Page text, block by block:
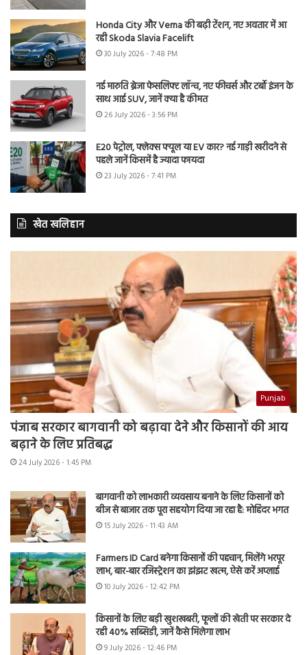
Honda City और Verna की बढ़ी टेंशन, नए अवतार में आ
रही Skoda Slavia Facelift
30 July 2026 - 7:48 PM
नई मारुति ब्रेजा फेसलिफ्ट लॉन्च, नए फीचर्स और टर्बो इंजन के
साथ आई SUV, जानें क्या है कीमत
26 July 2026 - 3:56 PM
E20 पेट्रोल, फ्लेक्स फ्यूल या EV कार? नई गाड़ी खरीदने से
पहले जानें किसमें है ज्यादा फायदा
23 July 2026 - 7:41 PM
खेत खलिहान
Punjab
पंजाब सरकार बागवानी को बढ़ावा देने और किसानों की आय
बढ़ाने के लिए प्रतिबद्ध
24 July 2026 - 1:45 PM
बागवानी को लाभकारी व्यवसाय बनाने के लिए किसानों को
बीज से बाजार तक पूरा सहयोग दिया जा रहा है: मोहिंदर भगत
15 July 2026 - 11:43 AM
Farmers ID Card बनेगा किसानों की पहचान, मिलेंगे भरपूर
लाभ, बार-बार रजिस्ट्रेशन का झंझट खत्म, ऐसे करें अप्लाई
10 July 2026 - 12:42 PM
किसानों के लिए बड़ी खुशखबरी, फूलों की खेती पर सरकार दे
रही 40% सब्सिडी, जानें कैसे मिलेगा लाभ
9 July 2026 - 12:46 PM